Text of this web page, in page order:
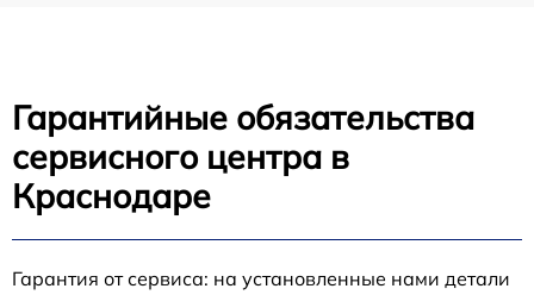
Гарантийные обязательства
сервисного центра в
Краснодаре
Гарантия от сервиса: на установленные нами детали